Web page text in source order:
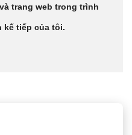
trang web trong trình
kế tiếp của tôi.